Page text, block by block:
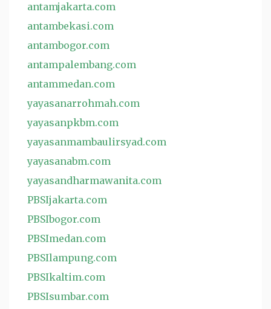
antamjakarta.com
antambekasi.com
antambogor.com
antampalembang.com
antammedan.com
yayasanarrohmah.com
yayasanpkbm.com
yayasanmambaulirsyad.com
yayasanabm.com
yayasandharmawanita.com
PBSIjakarta.com
PBSIbogor.com
PBSImedan.com
PBSIlampung.com
PBSIkaltim.com
PBSIsumbar.com